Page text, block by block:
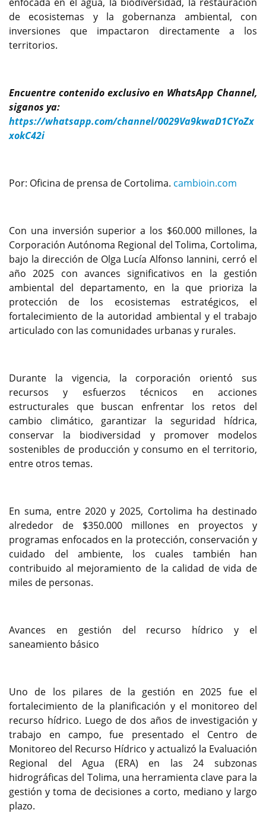
de ecosistemas y la gobernanza ambiental, con
inversiones que impactaron directamente a los
territorios.
Encuentre contenido exclusivo en WhatsApp Channel,
siganos ya:
https://whatsapp.com/channel/0029Va9kwaD1CYoZx
xokC42i
Por: Oficina de prensa de Cortolima. cambioin.com
Con una inversión superior a los $60.000 millones, la
Corporación Autónoma Regional del Tolima, Cortolima,
bajo la dirección de Olga Lucía Alfonso Iannini, cerró el
año 2025 con avances significativos en la gestión
ambiental del departamento, en la que prioriza la
protección de los ecosistemas estratégicos, el
fortalecimiento de la autoridad ambiental y el trabajo
articulado con las comunidades urbanas y rurales.
Durante la vigencia, la corporación orientó sus
recursos y esfuerzos técnicos en acciones
estructurales que buscan enfrentar los retos del
cambio climático, garantizar la seguridad hídrica,
conservar la biodiversidad y promover modelos
sostenibles de producción y consumo en el territorio,
entre otros temas.
En suma, entre 2020 y 2025, Cortolima ha destinado
alrededor de $350.000 millones en proyectos y
programas enfocados en la protección, conservación y
cuidado del ambiente, los cuales también han
contribuido al mejoramiento de la calidad de vida de
miles de personas.
Avances en gestión del recurso hídrico y el
saneamiento básico
Uno de los pilares de la gestión en 2025 fue el
fortalecimiento de la planificación y el monitoreo del
recurso hídrico. Luego de dos años de investigación y
trabajo en campo, fue presentado el Centro de
Monitoreo del Recurso Hídrico y actualizó la Evaluación
Regional del Agua (ERA) en las 24 subzonas
hidrográficas del Tolima, una herramienta clave para la
gestión y toma de decisiones a corto, mediano y largo
plazo.